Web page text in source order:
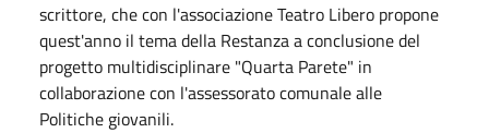
scrittore, che con l'associazione Teatro Libero propone
quest'anno il tema della Restanza a conclusione del
progetto multidisciplinare "Quarta Parete" in
collaborazione con l'assessorato comunale alle
Politiche giovanili.